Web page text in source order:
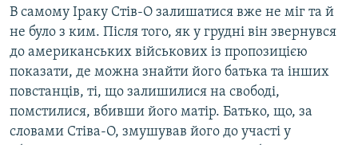
В самому Іраку Стів-О залишатися вже не міг та й
не було з ким. Після того, як у грудні він звернувся
до американських військових із пропозицією
показати, де можна знайти його батька та інших
повстанців, ті, що залишилися на свободі,
помстилися, вбивши його матір. Батько, що, за
словами Стіва-О, змушував його до участі у